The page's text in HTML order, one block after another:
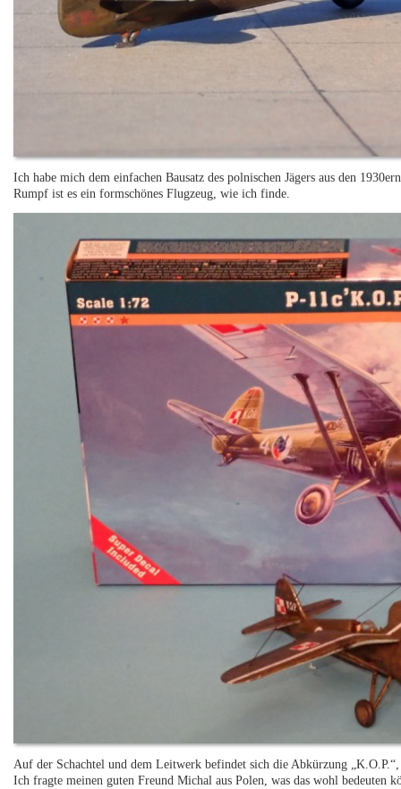
Ich habe mich dem einfachen Bausatz des polnischen Jägers aus den
Rumpf ist es ein formschönes Flugzeug, wie ich finde.
Auf der Schachtel und dem Leitwerk befindet sich die Abkürzung
Ich fragte meinen guten Freund Michal aus Polen, was das wohl bedeuten